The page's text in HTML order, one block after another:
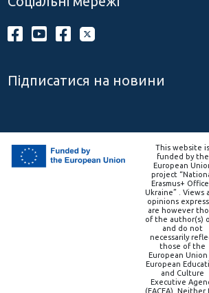
Підписатися на новини
This website is
funded by the
European
project
Erasmus+ Office
Ukraine” . Views
opinions
are however
of the author(s)
and do not
necessarily
those of the
European Union
European
and Culture
Executive
(EACEA). Neither